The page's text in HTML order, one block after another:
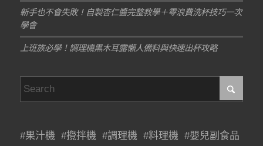
新手也不會失敗！自製杏仁醬完整教學＋零浪費洗杯技巧一次
學會
上班族必學！調理機黑木耳露懶人備料與快速出杯攻略
#果汁機 #攪拌機 #調理機 #料理機 #嬰兒副食品